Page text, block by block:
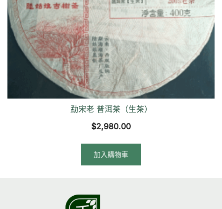
勐宋老 普洱茶（生茶）
$2,980.00
加入購物車